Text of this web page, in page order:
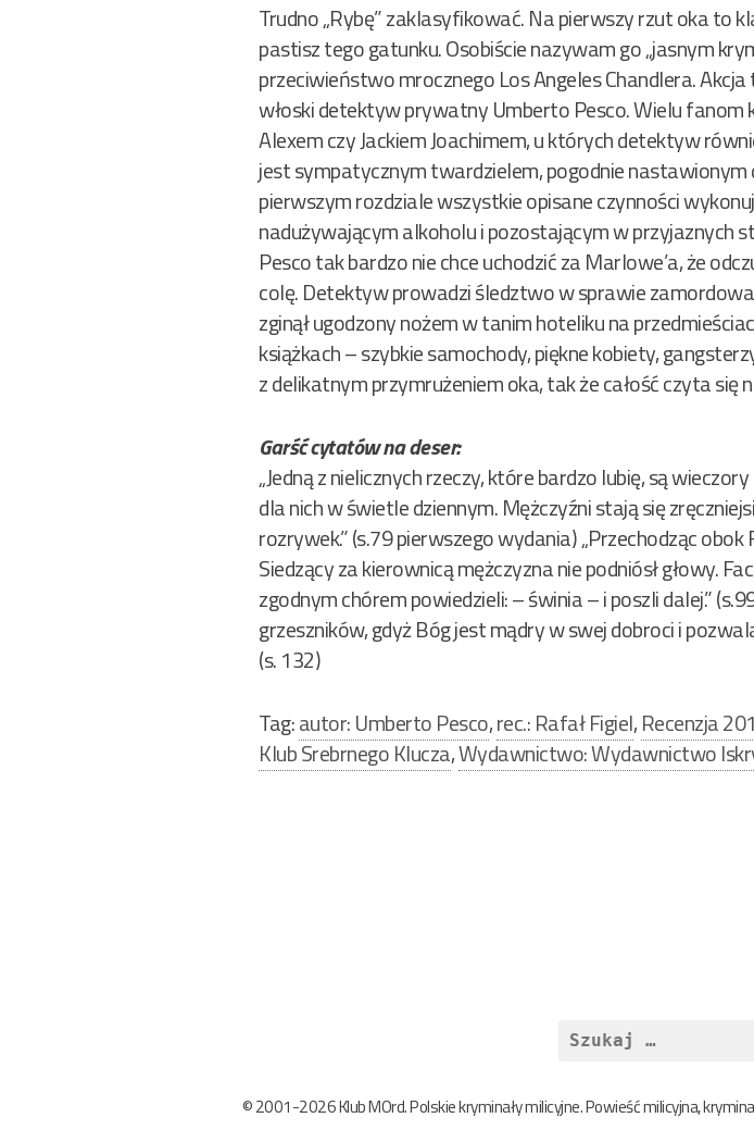
Trudno „Rybę” zaklasyfikować. Na pierwszy rzut oka to
pastisz tego gatunku. Osobiście nazywam go „jasnym
przeciwieństwo mrocznego Los Angeles Chandlera.
włoski detektyw prywatny Umberto Pesco. Wielu fanom
Alexem czy Jackiem Joachimem, u których detektyw
jest sympatycznym twardzielem, pogodnie nastawionym
pierwszym rozdziale wszystkie opisane czynności
nadużywającym alkoholu i pozostającym w przyjaznych
Pesco tak bardzo nie chce uchodzić za Marlowe’a, że
colę. Detektyw prowadzi śledztwo w sprawie
zginął ugodzony nożem w tanim hoteliku na
książkach – szybkie samochody, piękne kobiety,
z delikatnym przymrużeniem oka, tak że całość czyta się
Garść cytatów na deser:
„Jedną z nielicznych rzeczy, które bardzo lubię, są
dla nich w świetle dziennym. Mężczyźni stają się
rozrywek.” (s.79 pierwszego wydania) „Przechodząc
Siedzący za kierownicą mężczyzna nie podniósł głowy.
zgodnym chórem powiedzieli: – świnia – i poszli dalej.”
grzeszników, gdyż Bóg jest mądry w swej dobroci i
(s. 132)
Tag:autor: Umberto Pesco,rec.: Rafał Figiel,Recenzja
Klub Srebrnego Klucza,Wydawnictwo: Wydawnictwo
Szukaj:
© 2001-2026 Klub MOrd. Polskie kryminały milicyjne. Powieść milicyjna,